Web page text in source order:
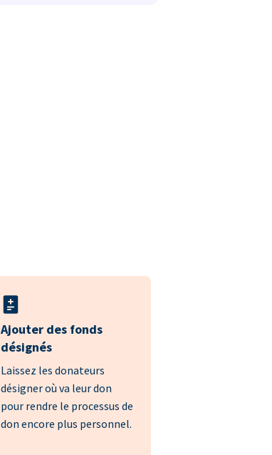
Ajouter des fonds
désignés
Laissez les donateurs
désigner où va leur don
pour rendre le processus de
don encore plus personnel.